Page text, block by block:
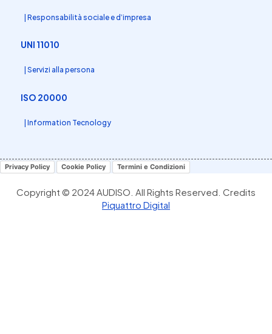
| Responsabilità sociale e d’impresa
UNI 11010
| Servizi alla persona
ISO 20000
| Information Tecnology
Privacy Policy Cookie Policy Termini e Condizioni
Copyright © 2024 AUDISO. All Rights Reserved. Credits
Piquattro Digital